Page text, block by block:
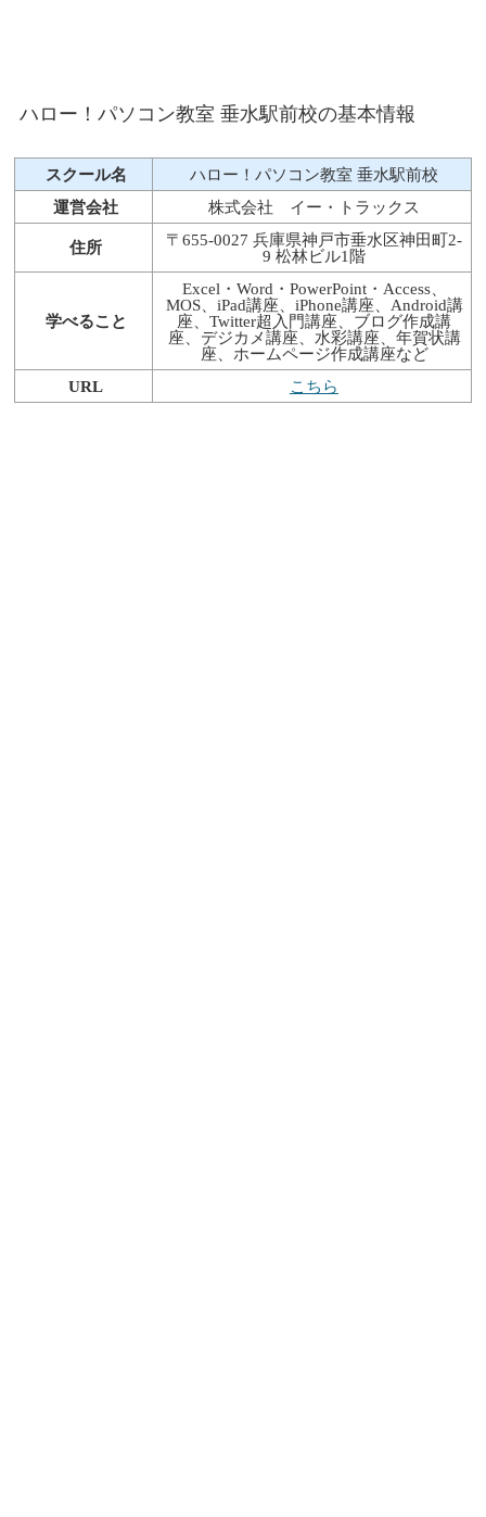
ハロー！パソコン教室 垂水駅前校の基本情報
スクール名
ハロー！パソコン教室 垂水駅前校
運営会社
株式会社 イー・トラックス
住所
〒655-0027 兵庫県神戸市垂水区神田町2-
9 松林ビル1階
学べること
Excel・Word・PowerPoint・Access、
MOS、iPad講座、iPhone講座、Android講
座、Twitter超入門講座、ブログ作成講
座、デジカメ講座、水彩講座、年賀状講
座、ホームページ作成講座など
URL
こちら